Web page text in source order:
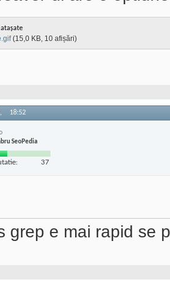
(15,0 KB, 10 afișări)
18:52
SeoPedia
37
grep e mai rapid se